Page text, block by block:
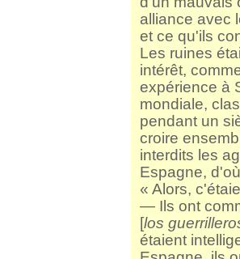
alliance avec
et ce qu'ils
Les ruines
intérêt,
expérience à
mondiale,
pendant un
croire
interdits les
Espagne,
« Alors,
— Ils ont
[los
étaient